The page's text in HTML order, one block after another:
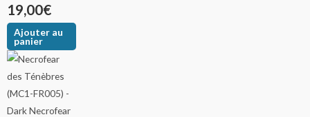
19,00€
Ajouter au
panier